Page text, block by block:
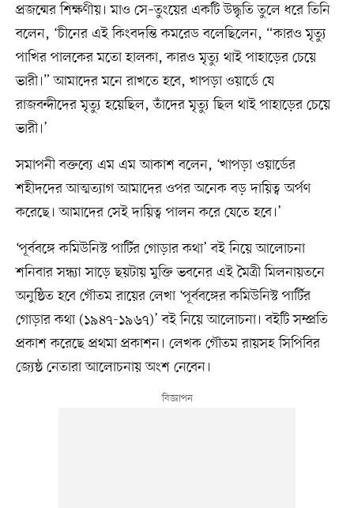
প্রজন্মের শিক্ষণীয়। মাও সে–তুংয়ের একটি উদ্ধৃতি তুলে ধরে তিনি
বলেন, ‘চীনের এই কিংবদন্তি কমরেড বলেছিলেন, “কারও মৃত্যু
পাখির পালকের মতো হালকা, কারও মৃত্যু থাই পাহাড়ের চেয়ে
ভারী।” আমাদের মনে রাখতে হবে, খাপড়া ওয়ার্ডে যে
রাজবন্দীদের মৃত্যু হয়েছিল, তাঁদের মৃত্যু ছিল থাই পাহাড়ের চেয়ে
ভারী।’
সমাপনী বক্তব্যে এম এম আকাশ বলেন, ‘খাপড়া ওয়ার্ডের
শহীদদের আত্মত্যাগ আমাদের ওপর অনেক বড় দায়িত্ব অর্পণ
করেছে। আমাদের সেই দায়িত্ব পালন করে যেতে হবে।’
‘পূর্ববঙ্গে কমিউনিস্ট পার্টির গোড়ার কথা’ বই নিয়ে আলোচনা
শনিবার সন্ধ্যা সাড়ে ছয়টায় মুক্তি ভবনের এই মৈত্রী মিলনায়তনে
অনুষ্ঠিত হবে গৌতম রায়ের লেখা ‘পূর্ববঙ্গের কমিউনিস্ট পার্টির
গোড়ার কথা (১৯৪৭-১৯৬৭)’ বই নিয়ে আলোচনা। বইটি সম্প্রতি
প্রকাশ করেছে প্রথমা প্রকাশন। লেখক গৌতম রায়সহ সিপিবির
জ্যেষ্ঠ নেতারা আলোচনায় অংশ নেবেন।